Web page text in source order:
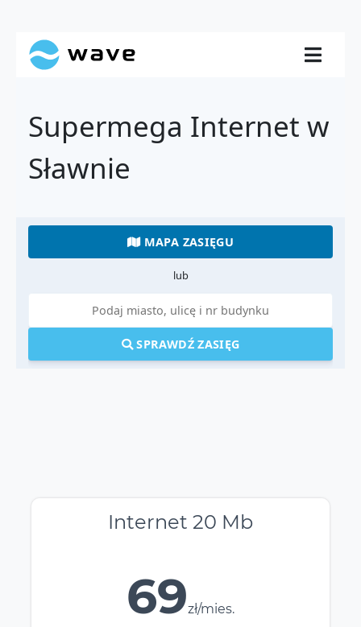
Supermega Internet w
Sławnie
MAPA ZASIĘGU
lub
SPRAWDŹ ZASIĘG
Internet 20 Mb
69zł/mies.